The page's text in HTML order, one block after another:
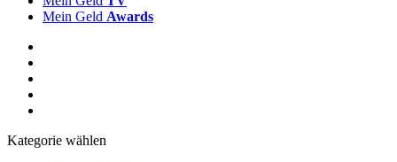
Mein Geld Awards
Kategorie wählen